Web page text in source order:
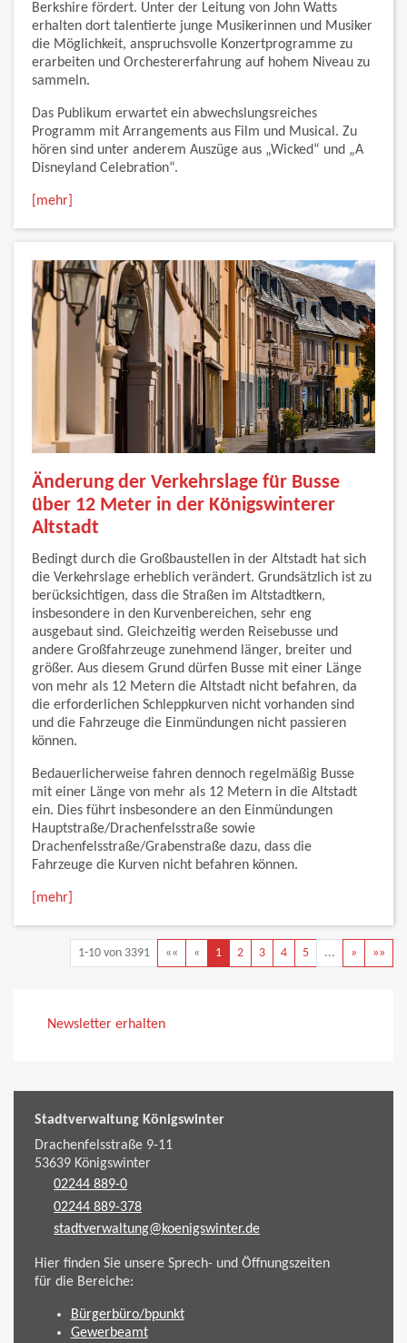
Berkshire fördert. Unter der Leitung von John Watts
erhalten dort talentierte junge Musikerinnen und Musiker
die Möglichkeit, anspruchsvolle Konzertprogramme zu
erarbeiten und Orchestererfahrung auf hohem Niveau zu
sammeln.
Das Publikum erwartet ein abwechslungsreiches
Programm mit Arrangements aus Film und Musical. Zu
hören sind unter anderem Auszüge aus „Wicked“ und „A
Disneyland Celebration“.
[mehr]
Änderung der Verkehrslage für Busse
über 12 Meter in der Königswinterer
Altstadt
Bedingt durch die Großbaustellen in der Altstadt hat sich
die Verkehrslage erheblich verändert. Grundsätzlich ist zu
berücksichtigen, dass die Straßen im Altstadtkern,
insbesondere in den Kurvenbereichen, sehr eng
ausgebaut sind. Gleichzeitig werden Reisebusse und
andere Großfahrzeuge zunehmend länger, breiter und
größer. Aus diesem Grund dürfen Busse mit einer Länge
von mehr als 12 Metern die Altstadt nicht befahren, da
die erforderlichen Schleppkurven nicht vorhanden sind
und die Fahrzeuge die Einmündungen nicht passieren
können.
Bedauerlicherweise fahren dennoch regelmäßig Busse
mit einer Länge von mehr als 12 Metern in die Altstadt
ein. Dies führt insbesondere an den Einmündungen
Hauptstraße/Drachenfelsstraße sowie
Drachenfelsstraße/Grabenstraße dazu, dass die
Fahrzeuge die Kurven nicht befahren können.
[mehr]
1-10 von 3391 «« « 1 2 3 4 5 ... » »»
Newsletter erhalten
Stadtverwaltung Königswinter
Drachenfelsstraße 9-11
53639Königswinter
02244 889-0
02244 889-378
stadtverwaltung@koenigswinter.de
Hier finden Sie unsere Sprech- und Öffnungszeiten
für die Bereiche:
Bürgerbüro/bpunkt
Gewerbeamt